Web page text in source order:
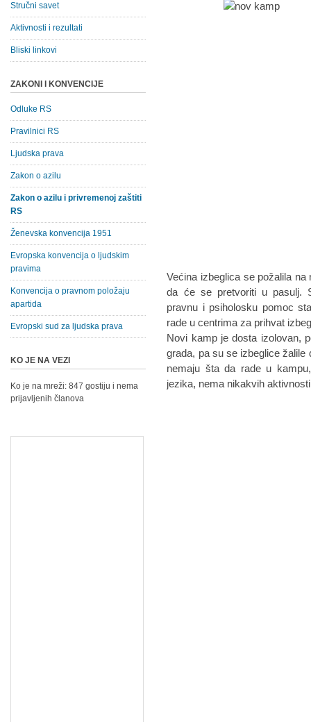
Većina izbeglica se požalila
da će se pretvoriti u pasulj.
pravnu i psiholosku pomoc
rade u centrima za prihvat
Novi kamp je dosta izolovan,
grada, pa su se izbeglice žalile
nemaju šta da rade u
jezika, nema nikakvih
Stručni savet
Aktivnosti i rezultati
Bliski linkovi
ZAKONI I KONVENCIJE
Odluke RS
Pravilnici RS
Ljudska prava
Zakon o azilu
Zakon o azilu i privremenoj zaštiti
RS
Ženevska konvencija 1951
Evropska konvencija o ljudskim
pravima
Konvencija o pravnom položaju
apartida
Evropski sud za ljudska prava
KO JE NA VEZI
Ko je na mreži: 847 gostiju i nema
prijavljenih članova